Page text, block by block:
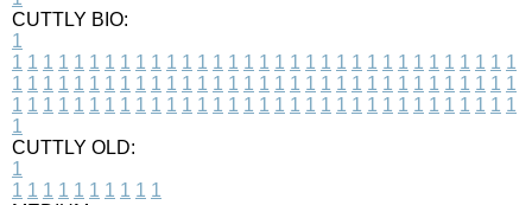
CUTTLY BIO:
1
1 1 1 1 1 1 1 1 1 1 1 1 1 1 1 1 1 1 1 1 1 1 1 1 1 1 1 1 1 1 1 1 1
1 1 1 1 1 1 1 1 1 1 1 1 1 1 1 1 1 1 1 1 1 1 1 1 1 1 1 1 1 1 1 1 1
1 1 1 1 1 1 1 1 1 1 1 1 1 1 1 1 1 1 1 1 1 1 1 1 1 1 1 1 1 1 1 1 1
1
CUTTLY OLD:
1
1 1 1 1 1 1 1 1 1 1